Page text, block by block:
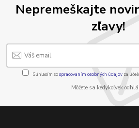
Nepremeškajte
zľavy!
Súhlasím sospracovaním osobných údajov za
Môžete sa kedykoľvek